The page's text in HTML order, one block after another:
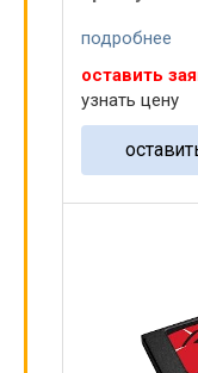
подробнее
оставить
узнать цену